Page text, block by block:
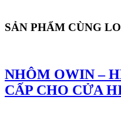
SẢN PHẨM CÙNG
NHÔM OWIN –
CẤP CHO CỬA